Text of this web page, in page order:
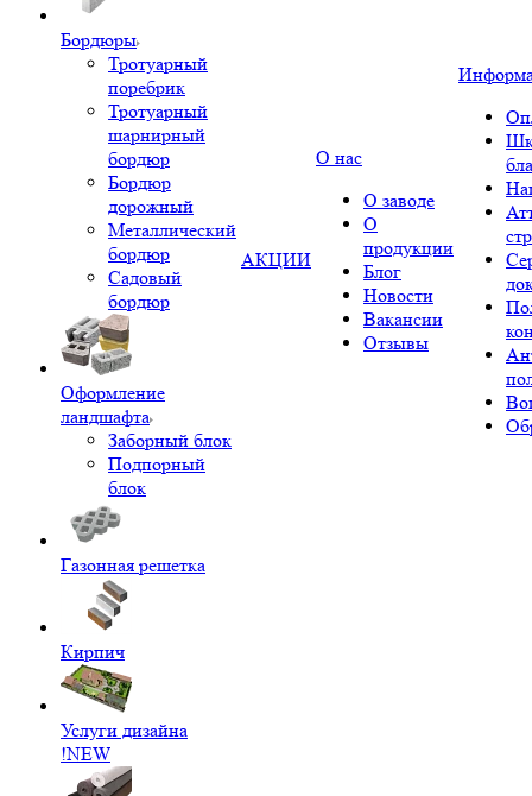
Бордюры
Тротуарный
поребрик
Тротуарный
шарнирный
бордюр
Бордюр
дорожный
Металлический
бордюр
Садовый
бордюр
Оформление
ландшафта
Заборный блок
Подпорный
блок
Газонная решетка
Кирпич
Услуги дизайна
!NEW
АКЦИИ
О нас
О заводе
О
продукции
Блог
Новости
Вакансии
Отзывы